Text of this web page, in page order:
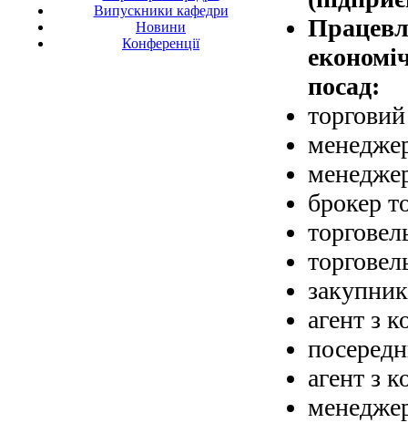
Випускники кафедри
Новини
Конференції
посад:
брокер
закупник
агент з
агент з